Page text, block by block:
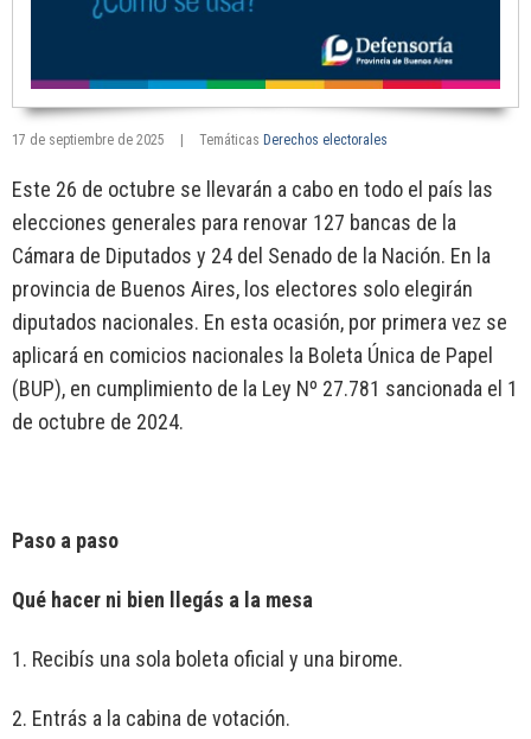
17 de septiembre de 2025 Temáticas Derechos electorales
Este 26 de octubre se llevarán a cabo en todo el país las
elecciones generales para renovar 127 bancas de la
Cámara de Diputados y 24 del Senado de la Nación. En la
provincia de Buenos Aires, los electores solo elegirán
diputados nacionales. En esta ocasión, por primera vez se
aplicará en comicios nacionales la Boleta Única de Papel
(BUP), en cumplimiento de la Ley Nº 27.781 sancionada el 1
de octubre de 2024.
Paso a paso
Qué hacer ni bien llegás a la mesa
1. Recibís una sola boleta oficial y una birome.
2. Entrás a la cabina de votación.